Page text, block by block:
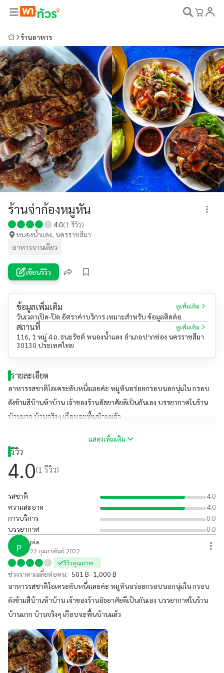
ร้านอาหาร
ร้านจ่าก้องหมูหัน
4.0(1 รีวิว)
หนองน้ำแดง, นครราชสีมา
อาหารจานเดียว
เขียนรีวิว
ข้อมูลเพิ่มเติม ดูเพิ่มเติม
วันเวลาเปิด-ปิด อัตราค่าบริการ เหมาะสำหรับ ข้อมูลติดต่อ
สถานที่ ดูเพิ่มเติม
116, 1 หมู่ 4 ถ. ธนะรัชต์ หนองน้ำแดง อำเภอปากช่อง นครราชสีมา
30130 ประเทศไทย
รายละเอียด
อาหารรสชาติโอเคระดับหนึ่งเลยค่ะ หมูหันอร่อยกรอบนอกนุ่มใน กรอบ
ดังข้ามสีบ้านห้าบ้าน เจ้าของร้านอัธยาศัยดีเป็นกันเอง​ บรรยากาศในร้าน
บ้านมาก บ้านจริงๆ​ เกือบจะพื้นบ้านแล้ว
แสดงเพิ่มเติม
รีวิว
4.0(1 รีวิว)
รสชาติ
4.0
ความสะอาด
4.0
การบริการ
0.0
บรรยากาศ
0.0
p pia
22 กุมภาพันธ์ 2022
รีวิวคุณภาพ
ช่วงราคาเฉลี่ยต่อคน: 501 ฿- 1,000 ฿
อาหารรสชาติโอเคระดับหนึ่งเลยค่ะ หมูหันอร่อยกรอบนอกนุ่มใน กรอบ
ดังข้ามสีบ้านห้าบ้าน เจ้าของร้านอัธยาศัยดีเป็นกันเอง​ บรรยากาศในร้าน
บ้านมาก บ้านจริงๆ​ เกือบจะพื้นบ้านแล้ว